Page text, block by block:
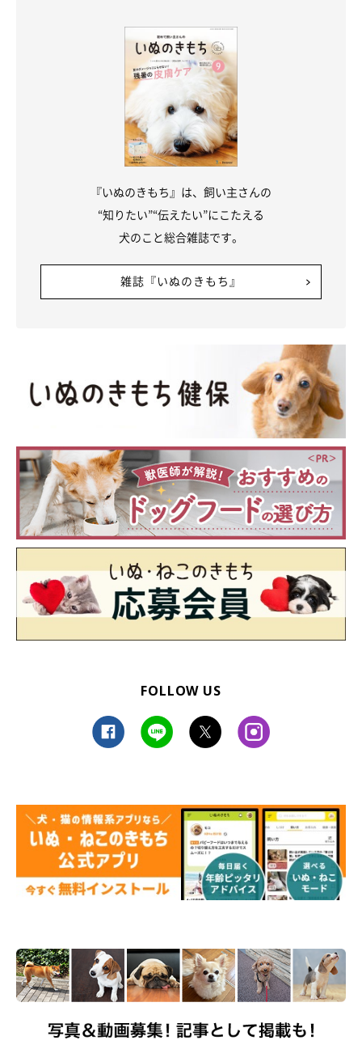
飛び乗ろうとして失敗したり、飛び降りて足を
も。
着地のときに滑ってケガをしないように、床にはカーペットやマ
敷きましょう。犬の大きさによっては、ベッドではなく布
団のほうが安全な場合もあります。
いぬのきもち投稿写真ギャラリー
があります。また、ベッドから愛犬が落ち
とくに狭いと危険性が高まりますので、大きめのベッド
『いぬのきもち』は、飼い主さんの
“知りたい”“伝えたい”にこたえる
犬のこと総合雑誌です。
雑誌『いぬのきもち』
FOLLOW US